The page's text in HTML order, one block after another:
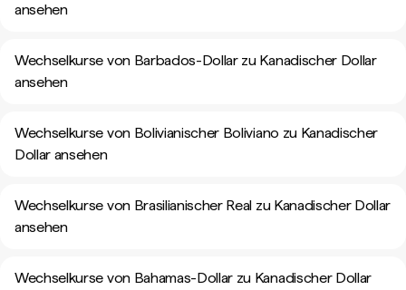
ansehen
Wechselkurse von Barbados-Dollar zu Kanadischer Dollar
ansehen
Wechselkurse von Bolivianischer Boliviano zu Kanadischer
Dollar ansehen
Wechselkurse von Brasilianischer Real zu Kanadischer Dollar
ansehen
Wechselkurse von Bahamas-Dollar zu Kanadischer Dollar